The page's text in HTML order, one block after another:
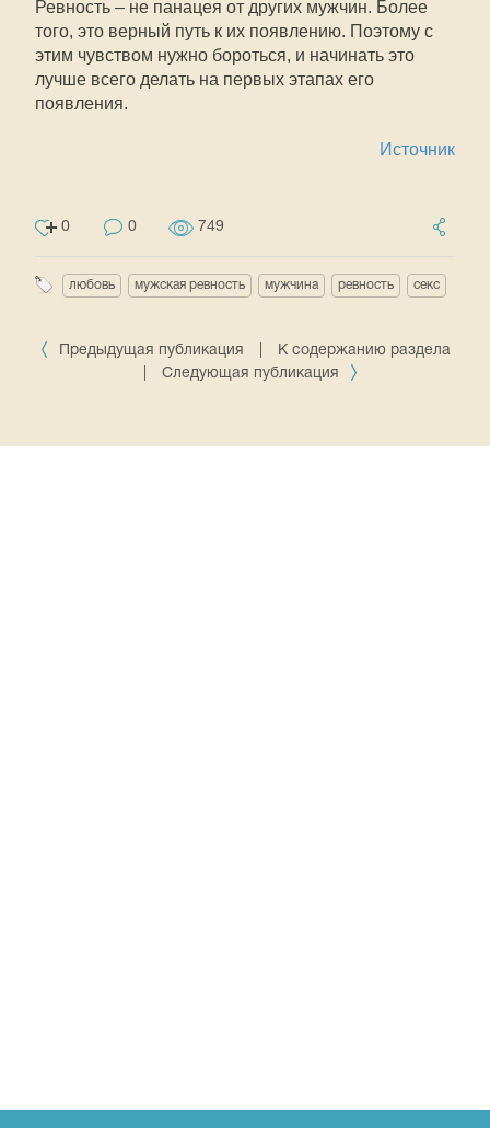
Ревность – не панацея от других мужчин. Более
того, это верный путь к их появлению. Поэтому с
этим чувством нужно бороться, и начинать это
лучше всего делать на первых этапах его
появления.
Источник
0 0 749
любовь мужская ревность мужчина ревность секс
Предыдущая публикация
К содержанию раздела
Следующая публикация